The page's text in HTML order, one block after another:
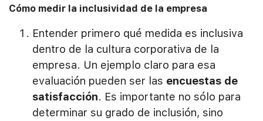
Cómo medir la inclusividad de la empresa
Entender primero qué medida es inclusiva
dentro de la cultura corporativa de la
empresa. Un ejemplo claro para esa
evaluación pueden ser las encuestas de
satisfacción. Es importante no sólo para
determinar su grado de inclusión, sino